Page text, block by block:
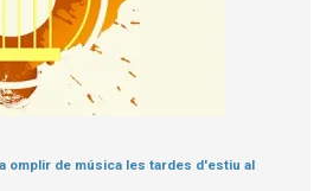
omplir de música les tardes d'estiu al